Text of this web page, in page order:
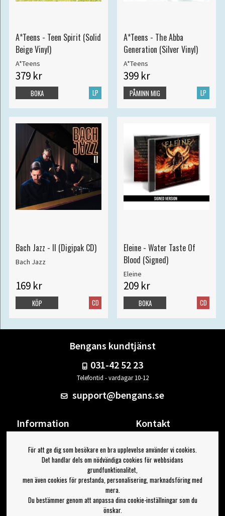
A*Teens - Teen Spirit (Solid
Beige Vinyl)
A*Teens
379 kr
LP
BOKA
A*Teens - The Abba
Generation (Silver Vinyl)
A*Teens
399 kr
LP
PÅMINN MIG
Bach Jazz - II (Digipak CD)
Bach Jazz
169 kr
CD
KÖP
Eleine - Water Taste Of
Blood (Signed)
Eleine
209 kr
CD
BOKA
Bengans kundtjänst
031-42 52 23
Telefontid - vardagar 10-12
support@bengans.se
Information
Om Bengans
FAQ / Köp- & Leveransvillkor
Kontakt
Din sida
Logga ut
Jag vill ha tips från Bengans
För att ge dig som besökare en bra upplevelse använder vi cookies.
Det handlar dels om nödvändiga cookies för webbsidans
grundfunktionalitet,
men även cookies för prestanda, personalisering, marknadsföring med
mera.
Du bestämmer genom att anpassa dina cookie-inställningar som du
önskar.